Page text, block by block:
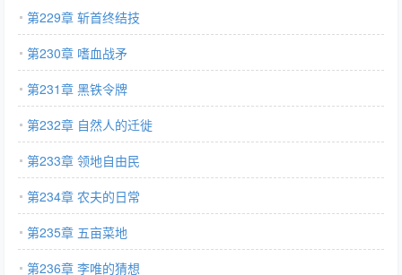
第229章 斩首终结技
第230章 嗜血战矛
第231章 黑铁令牌
第232章 自然人的迁徙
第233章 领地自由民
第234章 农夫的日常
第235章 五亩菜地
第236章 李唯的猜想